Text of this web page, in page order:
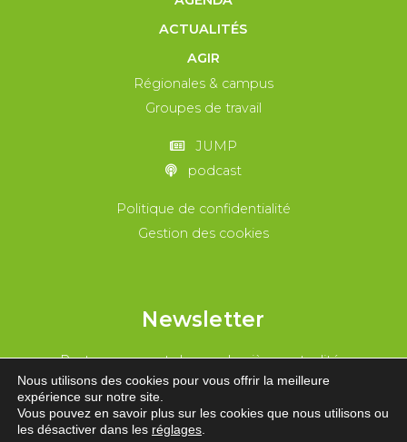
ACTUALITÉS
AGIR
Régionales & campus
Groupes de travail
JUMP
podcast
Politique de confidentialité
Gestion des cookies
Newsletter
Reste au courant de nos dernières actualités
REJOINS-NOUS !
Nous utilisons des cookies pour vous offrir la meilleure
expérience sur notre site.
Vous pouvez en savoir plus sur les cookies que nous utilisons ou
les désactiver dans les réglages